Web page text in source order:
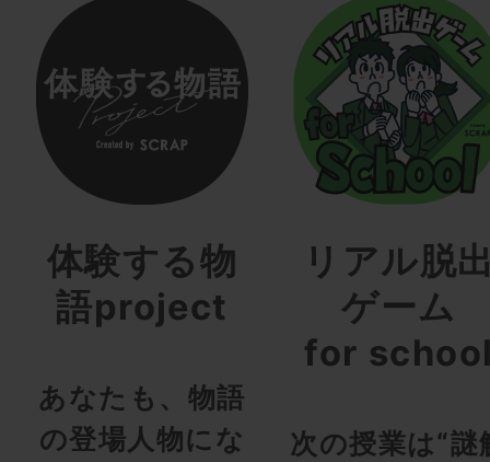
体験する物
語project
あなたも、物語
の登場人物にな
リアル脱
ゲーム
for
次の授業は“謎